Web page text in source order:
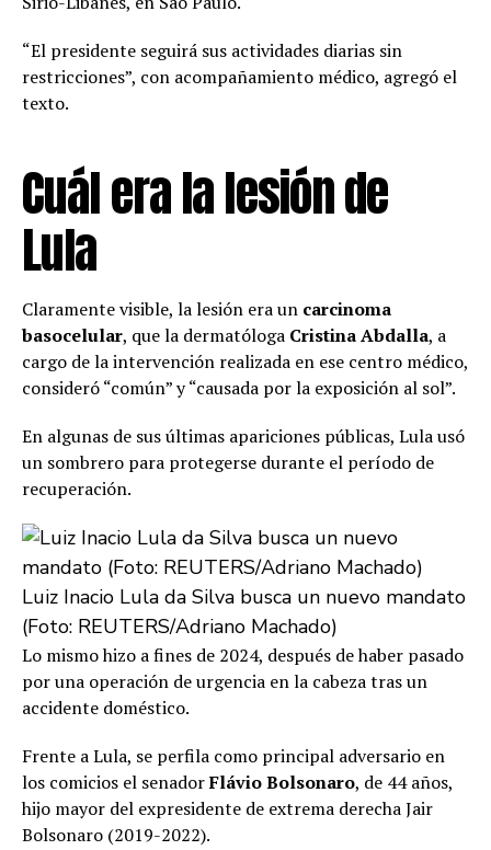
“El presidente seguirá sus actividades diarias sin
restricciones”, con acompañamiento médico, agregó el
texto.
Cuál era la lesión de
Lula
Claramente visible, la lesión era un carcinoma
basocelular, que la dermatóloga Cristina Abdalla, a
cargo de la intervención realizada en ese centro médico,
consideró “común” y “causada por la exposición al sol”.
En algunas de sus últimas apariciones públicas, Lula usó
un sombrero para protegerse durante el período de
recuperación.
Luiz Inacio Lula da Silva busca un nuevo mandato
(Foto: REUTERS/Adriano Machado)
Lo mismo hizo a fines de 2024, después de haber pasado
por una operación de urgencia en la cabeza tras un
accidente doméstico.
Frente a Lula, se perfila como principal adversario en
los comicios el senadorFlávio Bolsonaro, de 44 años,
hijo mayor del expresidente de extrema derecha Jair
Bolsonaro (2019-2022).